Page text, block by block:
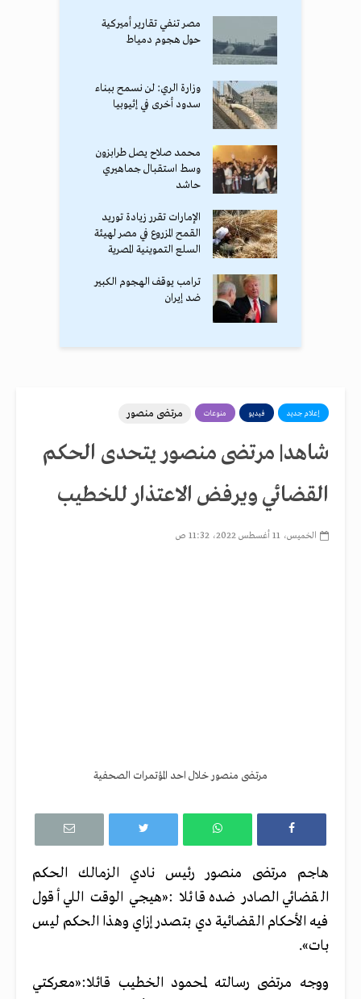
مصر تنفي تقارير أميركية
حول هجوم دمياط
وزارة الري: لن نسمح ببناء
سدود أخرى في إثيوبيا
محمد صلاح يصل طرابزون
وسط استقبال جماهيري
حاشد
الإمارات تقرر زيادة توريد
القمح المزروع في مصر لهيئة
السلع التموينية المصرية
ترامب يوقف الهجوم الكبير
ضد إيران
إعلام جديد فيديو منوعات مرتضى منصور
شاهد| مرتضى منصور يتحدى الحكم
القضائي ويرفض الاعتذار للخطيب
الخميس، 11 أغسطس 2022، 11:32 ص
مرتضى منصور خلال احد المؤتمرات الصحفية
هاجم مرتضى منصور رئيس نادي الزمالك الحكم
القضائي الصادر ضده قائلا :«هيجي الوقت اللي أقول
فيه الأحكام القضائية دي بتصدر إزاي وهذا الحكم ليس
بات».
ووجه مرتضى رسالته لمحمود الخطيب قائلا:«معركتي